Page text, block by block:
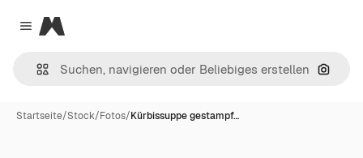
Close menu
Magnific
Nach
Startseite/Stock/Fotos/Kürbissuppe gestampf…